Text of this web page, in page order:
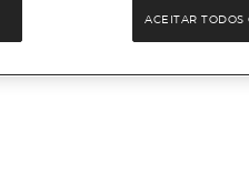
ACEITAR TODOS